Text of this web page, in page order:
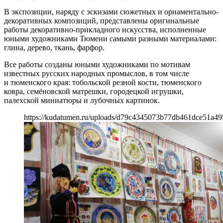
В экспозиции, наряду с эскизами сюжетных и орнаментально-
декоративных композиций, представлены оригинальные
работы декоративно-прикладного искусства, исполненные
юными художниками Тюмени самыми разными материалами:
глина, дерево, ткань, фарфор.
Все работы созданы юными художниками по мотивам
известных русских народных промыслов, в том числе
и тюменского края: тобольской резной кости, тюменского
ковра, семёновской матрешки, городецкой игрушки,
палехской миниатюры и лубочных картинок.
https://kudatumen.ru/uploads/